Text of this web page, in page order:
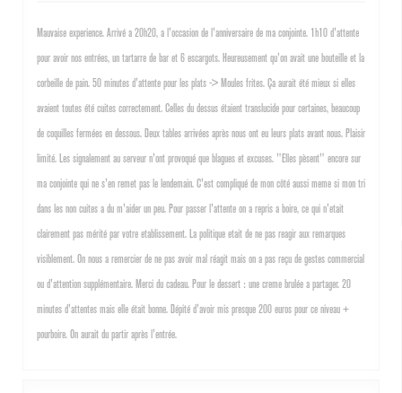
Mauvaise experience. Arrivé a 20h20, a l'occasion de l'anniversaire de ma conjointe. 1h10 d'attente
pour avoir nos entrées, un tartarre de bar et 6 escargots. Heureusement qu'on avait une bouteille et la
corbeille de pain. 50 minutes d'attente pour les plats -> Moules frites. Ça aurait été mieux si elles
avaient toutes été cuites correctement. Celles du dessus étaient translucide pour certaines, beaucoup
de coquilles fermées en dessous. Deux tables arrivées après nous ont eu leurs plats avant nous. Plaisir
limité. Les signalement au serveur n'ont provoqué que blagues et excuses. "Elles pèsent" encore sur
ma conjointe qui ne s'en remet pas le lendemain. C'est compliqué de mon côté aussi meme si mon tri
dans les non cuites a du m'aider un peu. Pour passer l'attente on a repris a boire, ce qui n'etait
clairement pas mérité par votre etablissement. La politique etait de ne pas reagir aux remarques
visiblement. On nous a remercier de ne pas avoir mal réagit mais on a pas reçu de gestes commercial
ou d'attention supplémentaire. Merci du cadeau. Pour le dessert : une creme brulée a partager. 20
minutes d'attentes mais elle était bonne. Dépité d'avoir mis presque 200 euros pour ce niveau +
pourboire. On aurait du partir après l'entrée.